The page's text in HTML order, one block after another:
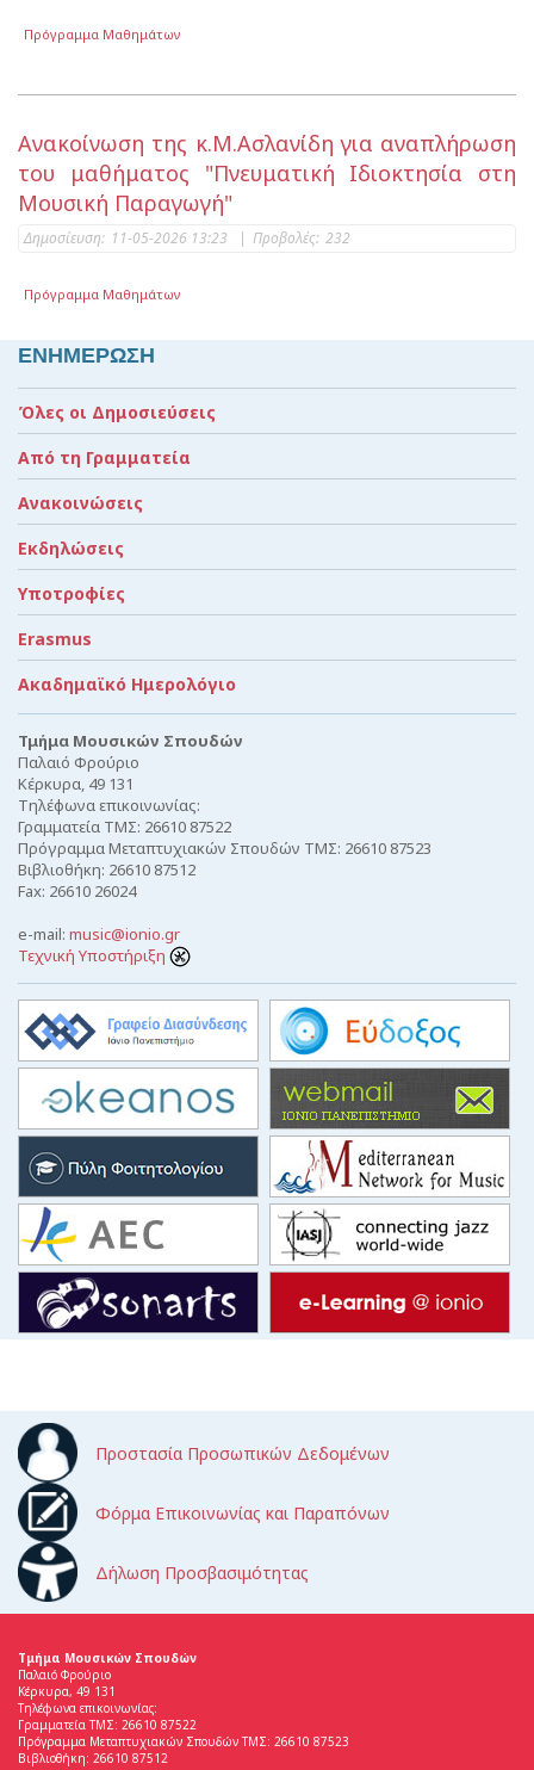
Πρόγραμμα Μαθημάτων
Ανακοίνωση της κ.Μ.Ασλανίδη για αναπλήρωση
του μαθήματος "Πνευματική Ιδιοκτησία στη
Μουσική Παραγωγή"
Δημοσίευση: 11-05-2026 13:23 | Προβολές: 232
Πρόγραμμα Μαθημάτων
ΕΝΗΜΕΡΩΣΗ
Όλες οι Δημοσιεύσεις
Από τη Γραμματεία
Ανακοινώσεις
Εκδηλώσεις
Υποτροφίες
Erasmus
Ακαδημαϊκό Ημερολόγιο
Τμήμα Μουσικών Σπουδών
Παλαιό Φρούριο
Κέρκυρα, 49 131
Τηλέφωνα επικοινωνίας:
Γραμματεία ΤΜΣ: 26610 87522
Πρόγραμμα Μεταπτυχιακών Σπουδών ΤΜΣ: 26610 87523
Βιβλιοθήκη: 26610 87512
Fax: 26610 26024
e-mail: music@ionio.gr
Τεχνική Υποστήριξη
Προστασία Προσωπικών Δεδομένων
Φόρμα Επικοινωνίας και Παραπόνων
Δήλωση Προσβασιμότητας
Τμήμα Μουσικών Σπουδών
Παλαιό Φρούριο
Κέρκυρα, 49 131
Τηλέφωνα επικοινωνίας:
Γραμματεία ΤΜΣ: 26610 87522
Πρόγραμμα Μεταπτυχιακών Σπουδών ΤΜΣ: 26610 87523
Βιβλιοθήκη: 26610 87512